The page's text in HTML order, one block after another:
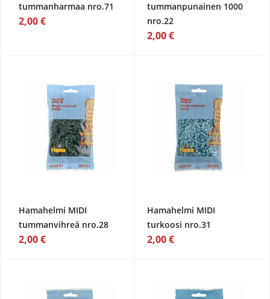
tummanharmaa nro.71
2,00 €
tummanpunainen 1000
nro.22
2,00 €
Hamahelmi MIDI
tummanvihreä nro.28
2,00 €
Hamahelmi MIDI
turkoosi nro.31
2,00 €